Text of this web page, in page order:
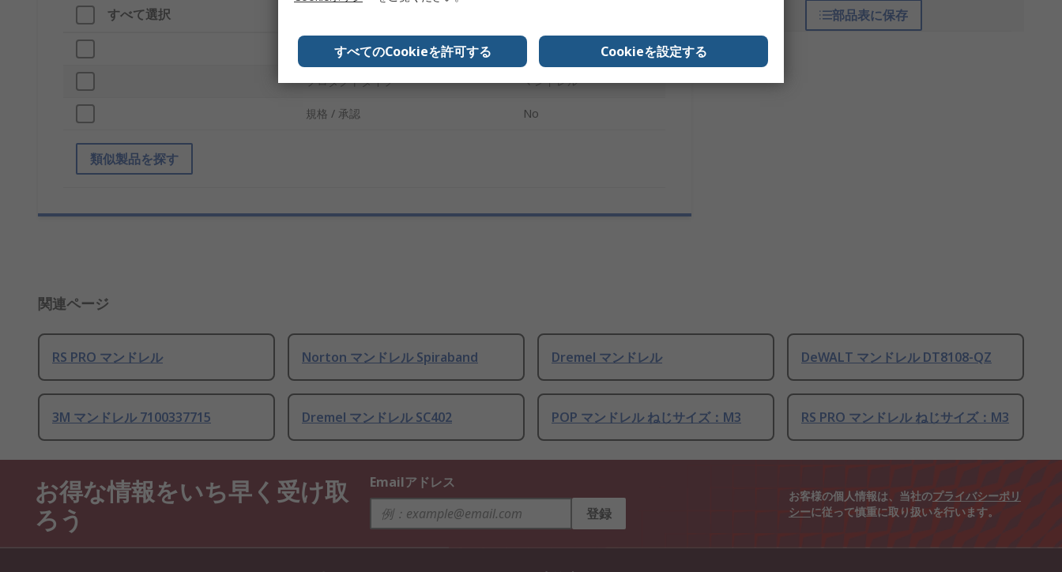
部品表に保存
すべて選択
ブランド
プロダクトタイプ マンドレル
規格 / 承認 No
類似製品を探す
関連ページ
RS PRO マンドレル Norton マンドレル Spiraband Dremel マンドレル DeWALT マンドレル DT8108-QZ
3M マンドレル 7100337715 Dremel マンドレル SC402 POP マンドレル ねじサイズ：M3 RS PRO マンドレル ねじサイズ：M3
お得な情報をいち早く受け取
ろう
Emailアドレス
登録
お客様の個人情報は、当社のプライバシーポリ
シーに従って慎重に取り扱いを行います。
すべてのCookieを許可する Cookieを設定する